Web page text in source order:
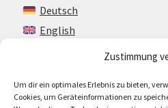
Zustimmung
Um dir ein optimales Erlebnis zu bieten,
Cookies, um Geräteinformationen zu
Deutsch
English
Kontakt